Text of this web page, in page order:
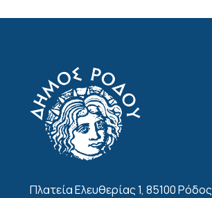
Πλατεία Ελευθερίας 1, 85100 Ρόδος